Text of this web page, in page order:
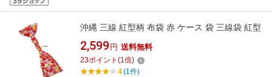
沖縄 三線 紅型柄 布袋 赤 ケース 袋 三線袋 紅型
2,599 円 送料無料
23ポイント (1倍)
4(1件)